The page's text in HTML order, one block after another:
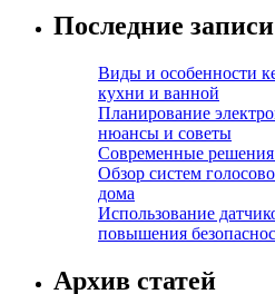
Последние записи
Виды и особенности
кухни и ванной
Планирование
нюансы и советы
Современные
Обзор систем
дома
Использование
повышения
Архив статей